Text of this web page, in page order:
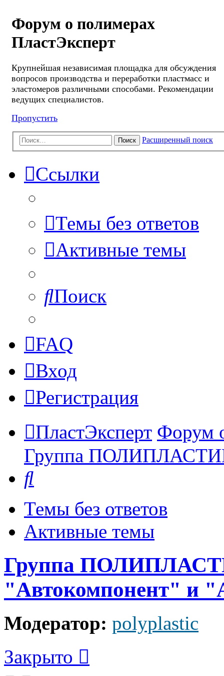
Форум о полимерах
ПластЭксперт
Крупнейшая независимая площадка для обсуждения
вопросов производства и переработки пластмасс и
эластомеров различными способами. Рекомендации
ведущих специалистов.
Пропустить
Поиск Расширенный поиск
Ссылки
Темы без ответов
Активные темы
Поиск
FAQ
Вход
Регистрация
ПластЭксперт Форум
Группа
Темы без ответов
Активные темы
Группа
"Автокомпонент" и
Модератор: polyplastic
Закрыто